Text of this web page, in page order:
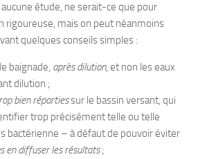
étude, ne serait-ce que pour
rigoureuse, mais on peut néanmoins
quelques conseils simples :
baignade, après dilution, et non les eaux
dilution ;
bien répartiessur le bassin versant, qui
trop précisément telle ou telle
bactérienne – à défaut de pouvoir éviter
en diffuser les résultats;